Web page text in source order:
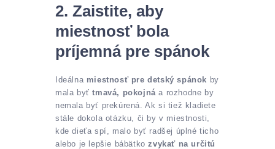
2. Zaistite, aby
miestnosť bola
príjemná pre spánok
Ideálna miestnosť pre detský spánok by
mala byťtmavá, pokojná a rozhodne by
nemala byť prekúrená. Ak si tiež kladiete
stále dokola otázku, či by v miestnosti,
kde dieťa spí, malo byť radšej úplné ticho
alebo je lepšie bábätkozvykať na určitú